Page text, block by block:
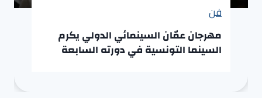
فن
مهرجان عمّان السينمائي الدولي يكرم
السينما التونسية في دورته السابعة